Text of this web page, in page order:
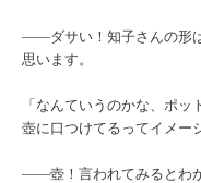
――ダサい！知子さんの形
思います。
「なんていうのかな、ポッ
壺に口つけてるってイメー
――壺！言われてみるとわ